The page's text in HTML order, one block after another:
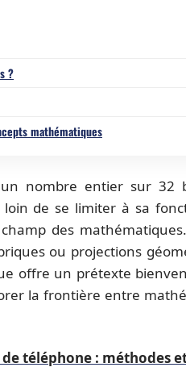
?
mathématiques
un nombre entier sur 32
loin de se limiter à sa
des
ou projections
offre un prétexte
la frontière entre
téléphone : méthodes